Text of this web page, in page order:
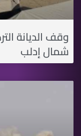
وقف الديانة
شمال إدلب